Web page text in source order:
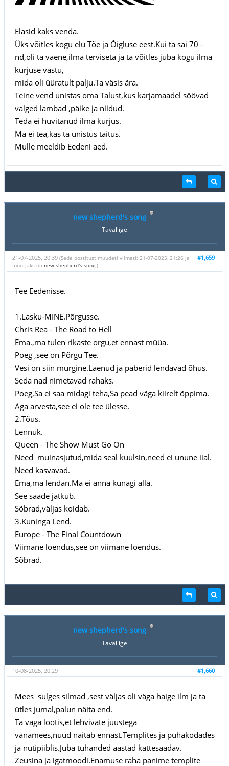
Elasid kaks venda.
Üks võitles kogu elu Tõe ja Õigluse eest.Kui ta sai 70 -
nd,oli ta vaene,ilma terviseta ja ta võitles juba kogu ilma
kurjuse vastu,
mida oli üüratult palju.Ta väsis ära.
Teine vend unistas oma Talust,kus karjamaadel söövad
valged lambad ,päike ja niidud.
Teda ei huvitanud ilma kurjus.
Ma ei tea,kas ta unistus täitus.
Mulle meeldib Eedeni aed.
new shepherd's song
Tavaliige
#1,659
21-07-2025, 20:39 (Seda postitust muudeti viimati: 21-07-2025, 21:26 ja
muutjaks oli new shepherd's song.)
Tee Eedenisse.
1.Lasku-MINE.Põrgusse.
Chris Rea - The Road to Hell
Ema.,ma tulen rikaste orgu,et ennast müüa.
Poeg ,see on Põrgu Tee.
Vesi on siin mürgine.Laenud ja paberid lendavad õhus.
Seda nad nimetavad rahaks.
Poeg,Sa ei saa midagi teha,Sa pead väga kiirelt õppima.
Aga arvesta,see ei ole tee ülesse.
2.Tõus.
Lennuk.
Queen - The Show Must Go On
Need muinasjutud,mida seal kuulsin,need ei unune iial.
Need kasvavad.
Ema,ma lendan.Ma ei anna kunagi alla.
See saade jätkub.
Sõbrad,väljas koidab.
3.Kuninga Lend.
Europe - The Final Countdown
Viimane loendus,see on viimane loendus.
Sõbrad.
new shepherd's song
Tavaliige
#1,660
10-08-2025, 20:29
Mees sulges silmad ,sest väljas oli väga haige ilm ja ta
ütles Jumal,palun näita end.
Ta väga lootis,et lehvivate juustega
vanamees,nüüd näitab ennast.Templites ja pühakodades
ja nutipiiblis.Juba tuhanded aastad kättesaadav.
Zeusina ja igatmoodi.Enamuse raha panime templite